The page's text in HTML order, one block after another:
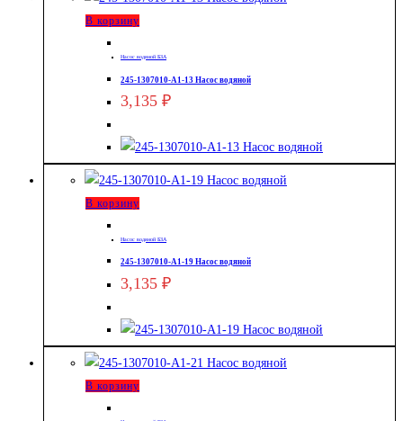
В корзину
Насос водяной БЗА
245-1307010-А1-13 Насос водяной
3,135 ₽
В корзину
Насос водяной БЗА
245-1307010-А1-19 Насос водяной
3,135 ₽
В корзину